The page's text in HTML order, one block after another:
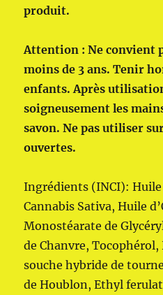
produit.
Attention : Ne convient
moins de 3 ans. Tenir
enfants. Après
soigneusement les
savon. Ne pas utiliser
ouvertes.
Ingrédients (INCI): Huile
Cannabis Sativa, Huile
Monostéarate de
de Chanvre, Tocophérol,
souche hybride de
de Houblon, Ethyl